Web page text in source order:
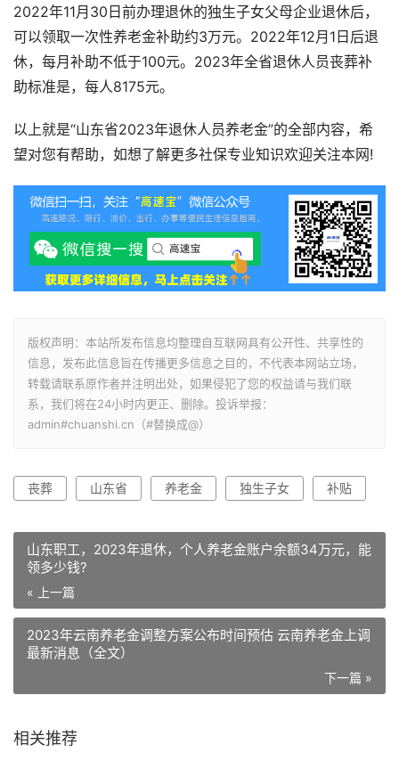
2022年11月30日前办理退休的独生子女父母企业退休后，
可以领取一次性养老金补助约3万元。2022年12月1日后退
休，每月补助不低于100元。2023年全省退休人员丧葬补
助标准是，每人8175元。
以上就是“山东省2023年退休人员养老金”的全部内容，希
望对您有帮助，如想了解更多社保专业知识欢迎关注本网!
版权声明：本站所发布信息均整理自互联网具有公开性、共享性的
信息，发布此信息旨在传播更多信息之目的，不代表本网站立场，
转载请联系原作者并注明出处，如果侵犯了您的权益请与我们联
系，我们将在24小时内更正、删除。投诉举报：
admin#chuanshi.cn（#替换成@）
丧葬 山东省 养老金 独生子女 补贴
山东职工，2023年退休，个人养老金账户余额34万元，能
领多少钱?
« 上一篇
2023年云南养老金调整方案公布时间预估 云南养老金上调
最新消息（全文）
下一篇 »
相关推荐